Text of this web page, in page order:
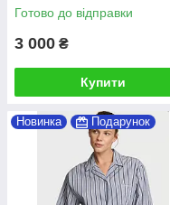
Готово до відправки
3 000 ₴
Купити
Новинка Подарунок